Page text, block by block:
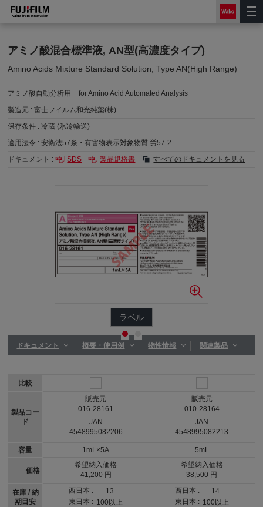
アミノ酸混合標準液, AN型(高濃度タイプ)
Amino Acids Mixture Standard Solution, Type AN(High Range)
アミノ酸自動分析用
for Amino Acid Automated Analysis
製造元 :富士フイルム和光純薬(株)
保存条件 :冷蔵 (氷冷輸送)
適用法令 :安衛法57条・有害物表示対象物質 労57-2
ドキュメント :
SDS 製品規格書 すべてのドキュメントを見る
ラベル
ドキュメント 概要・使用例 物性情報 関連製品
比較
製品コー
ド
容量
価格
在庫 / 納
期目安
販売元
016-28161
JAN
4548995082206
1mL×5A
希望納入価格
41,200 円
西日本 :
13
東日本 : 100以上
販売元
010-28164
JAN
4548995082213
5mL
希望納入価格
38,500 円
西日本 :
14
東日本 : 100以上